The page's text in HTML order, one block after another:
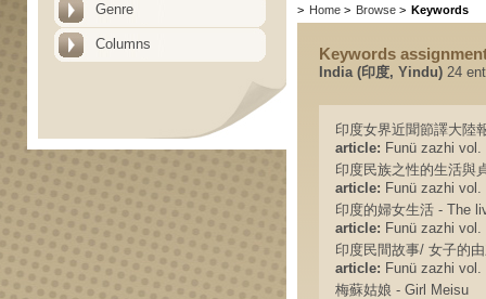
Genre
Columns
> Home > Browse > Keywords
Keywords
India (印度, Yindu) 24
印度女界近聞節譯大陸
article: Funü zazhi
印度民族之性的生活與
article: Funü zazhi
印度的婦女生活 - The
article: Funü zazhi
印度民間故事/ 女子的
article: Funü zazhi vol.
梅蘇姑娘 - Girl Meisu